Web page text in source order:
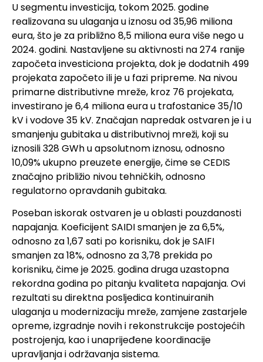
U segmentu investicija, tokom 2025. godine
realizovana su ulaganja u iznosu od 35,96 miliona
eura, što je za približno 8,5 miliona eura više nego u
2024. godini. Nastavljene su aktivnosti na 274 ranije
započeta investiciona projekta, dok je dodatnih 499
projekata započeto ili je u fazi pripreme. Na nivou
primarne distributivne mreže, kroz 76 projekata,
investirano je 6,4 miliona eura u trafostanice 35/10
kV i vodove 35 kV. Značajan napredak ostvaren je i u
smanjenju gubitaka u distributivnoj mreži, koji su
iznosili 328 GWh u apsolutnom iznosu, odnosno
10,09% ukupno preuzete energije, čime se CEDIS
značajno približio nivou tehničkih, odnosno
regulatorno opravdanih gubitaka.
Poseban iskorak ostvaren je u oblasti pouzdanosti
napajanja. Koeficijent SAIDI smanjen je za 6,5%,
odnosno za 1,67 sati po korisniku, dok je SAIFI
smanjen za 18%, odnosno za 3,78 prekida po
korisniku, čime je 2025. godina druga uzastopna
rekordna godina po pitanju kvaliteta napajanja. Ovi
rezultati su direktna posljedica kontinuiranih
ulaganja u modernizaciju mreže, zamjene zastarjele
opreme, izgradnje novih i rekonstrukcije postojećih
postrojenja, kao i unaprijeđene koordinacije
upravljanja i održavanja sistema.